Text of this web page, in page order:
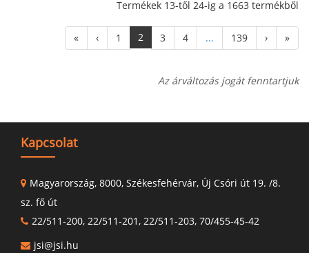
Termékek 13-től 24-ig a 1663 termékből
« ‹ 1 2 3 4 ... 139 › »
Az árváltozás jogát fenntartjuk
Kapcsolat
Magyarország, 8000, Székesfehérvár, Új Csóri út 19. /8.
sz. fő út
22/511-200, 22/511-201, 22/511-203, 70/455-45-42
jsi@jsi.hu